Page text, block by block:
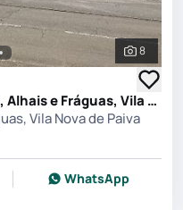
Ver
8
Terreno em Vila Nova de Paiva, Alhais e Fráguas, Vila Nova de Paiva
Vila Nova de Paiva
WhatsApp